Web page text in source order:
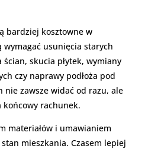
bardziej kosztowne w
usunięcia starych
skucia płytek, wymiany
czy naprawy podłoża pod
nie zawsze widać od razu, ale
końcowy rachunek.
materiałów i umawianiem
mieszkania. Czasem lepiej